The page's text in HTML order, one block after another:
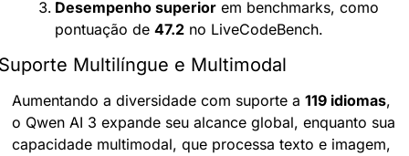
Desempenho superior em benchmarks, como
pontuação de 47.2 no LiveCodeBench.
Multilíngue e Multimodal
Aumentando a diversidade com suporte a 119 idiomas,
o Qwen AI 3 expande seu alcance global, enquanto sua
capacidade multimodal, que processa texto e imagem,